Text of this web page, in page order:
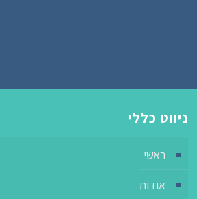
ניווט כללי
ראשי
אודות